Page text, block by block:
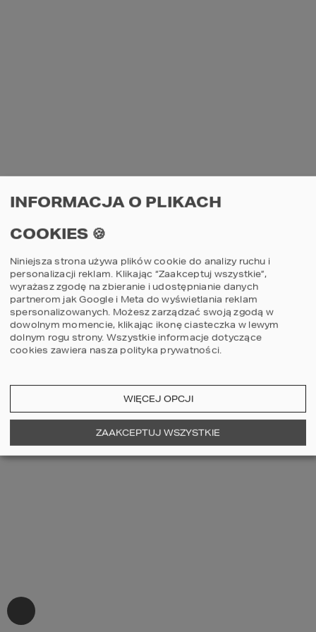
INFORMACJA O PLIKACH
COOKIES 🍪
Niniejsza strona używa plików cookie do analizy ruchu i
personalizacji reklam. Klikając “Zaakceptuj wszystkie”,
wyrażasz zgodę na zbieranie i udostępnianie danych
partnerom jak Google i Meta do wyświetlania reklam
spersonalizowanych. Możesz zarządzać swoją zgodą w
dowolnym momencie, klikając ikonę ciasteczka w lewym
dolnym rogu strony. Wszystkie informacje dotyczące
cookies zawiera nasza polityka prywatności.
WIĘCEJ OPCJI
ZAAKCEPTUJ WSZYSTKIE